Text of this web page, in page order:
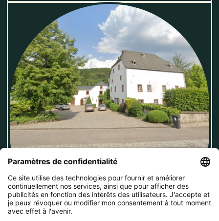
Bureaux
8, Veianerstrooss
9395Tandel,Luxembourg